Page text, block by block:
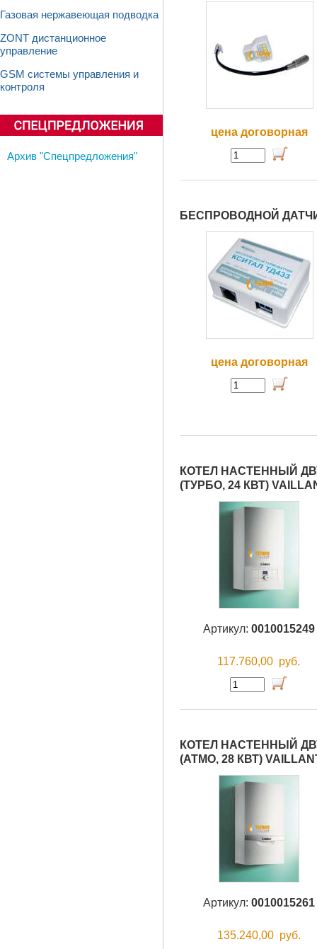
Газовая нержавеющая подводка
ZONT дистанционное
управление
GSM системы управления и
контроля
Архив "Спецпредложения"
цена договорная
БЕСПРОВОДНОЙ
цена договорная
КОТЕЛ НАСТЕННЫЙ
(ТУРБО, 24 КВТ)
Артикул: 0010015249
117.760,00 руб.
КОТЕЛ НАСТЕННЫЙ
(АТМО, 28 КВТ)
Артикул: 0010015261
135.240,00 руб.